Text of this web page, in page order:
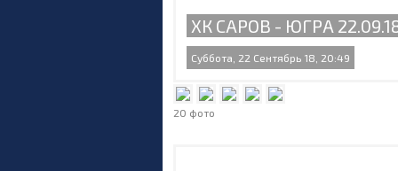
ХК САРОВ - ЮГРА
Суббота, 22 Сентябрь 18, 20:49
20 фото